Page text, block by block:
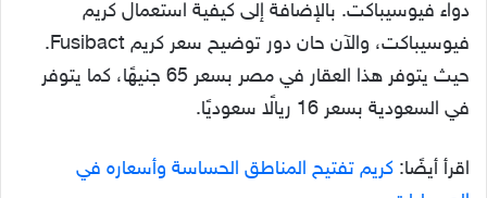
دواء فيوسيباكت. بالإضافة إلى كيفية استعمال كريم
فيوسيباكت، والآن حان دور توضيح سعر كريم Fusibact.
حيث يتوفر هذا العقار في مصر بسعر 65 جنيهًا، كما يتوفر
في السعودية بسعر 16 ريالًا سعوديًا.
اقرأ أيضًا: كريم تفتيح المناطق الحساسة وأسعاره في